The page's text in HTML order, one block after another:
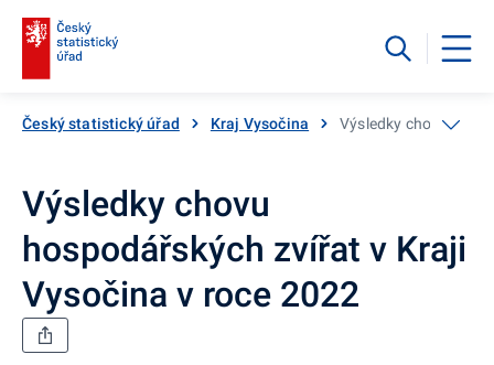
Český statistický úřad Kraj Vysočina Výsledky chovu
Výsledky chovu
hospodářských zvířat v Kraji
Vysočina v roce 2022